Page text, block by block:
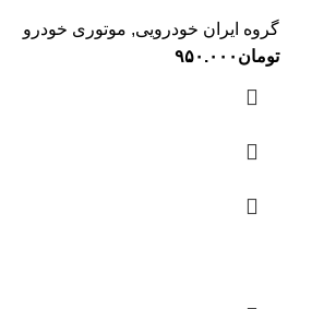
گروه ایران خودرویی, موتوری خودرو
تومان ۹۵۰.۰۰۰